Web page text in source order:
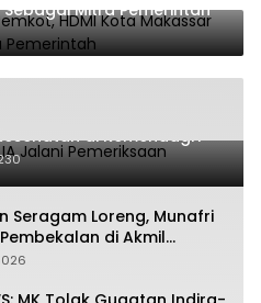
Mitra Pemerintah
MULIA Jalani
di Kemendagri
Seragam Loreng, Munafri
di Akmil